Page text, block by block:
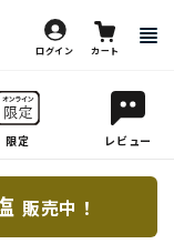
ログイン カート
限定 レビュー
販売中！